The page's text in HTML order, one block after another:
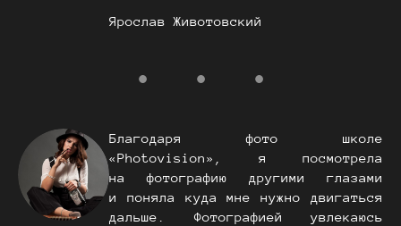
Ярослав Животовский
Благодаря фото школе
«Photovision», я посмотрела
на фотографию другими глазами
и поняла куда мне нужно двигаться
дальше. Фотографией увлекаюсь